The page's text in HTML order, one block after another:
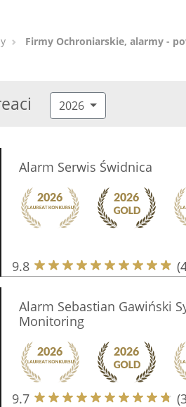
Firmy Ochroniarskie, alarmy -
2026
Alarm Serwis Świdnica
9.8
Alarm Sebastian Gawiński
Monitoring
9.7